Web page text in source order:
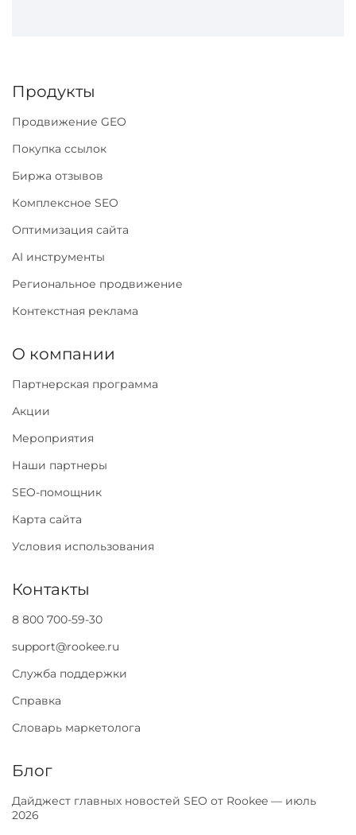
Блог
Дайджест главных новостей SEO от Rookee — июль
2026
Продукты
Продвижение GEO
Покупка ссылок
Биржа отзывов
Комплексное SEO
Оптимизация сайта
AI инструменты
Региональное продвижение
Контекстная реклама
О компании
Партнерская программа
Акции
Мероприятия
Наши партнеры
SEO-помощник
Карта сайта
Условия использования
Контакты
8 800 700-59-30
support@rookee.ru
Служба поддержки
Справка
Словарь маркетолога